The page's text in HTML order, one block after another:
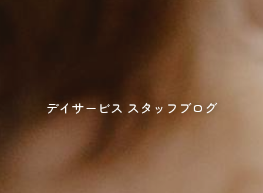
デイサービス スタッフブログ